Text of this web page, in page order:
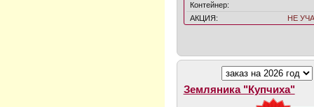
Контейнер:
АКЦИЯ:
НЕ
Земляника "Купчиха"